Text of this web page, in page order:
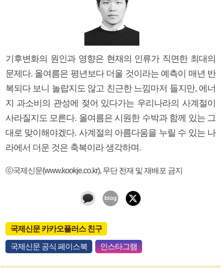
기후변화의 원인과 영향은 현재의 인류가 직면한 최대의
문제다. 올여름은 평년보다 더울 것이라는 예측이 매년 반
복되다 보니 놀랍지도 않고 친근한 느낌마저 들지만, 에너
지 과소비의 관성에 젖어 있다가는 우리나라의 사계절이
사라질지도 모른다. 올여름은 시원한 수박과 함께 있는 그
대로 맞이해야겠다. 사계절의 아름다움을 누릴 수 있는 나
라에서 더운 것은 축복이라 생각하며.
ⓒ국제신문(www.kookje.co.kr), 무단 전재 및 재배포 금지
국제신문 카카오플러스 친구
국제신문 공식 페이스북 인스타그램